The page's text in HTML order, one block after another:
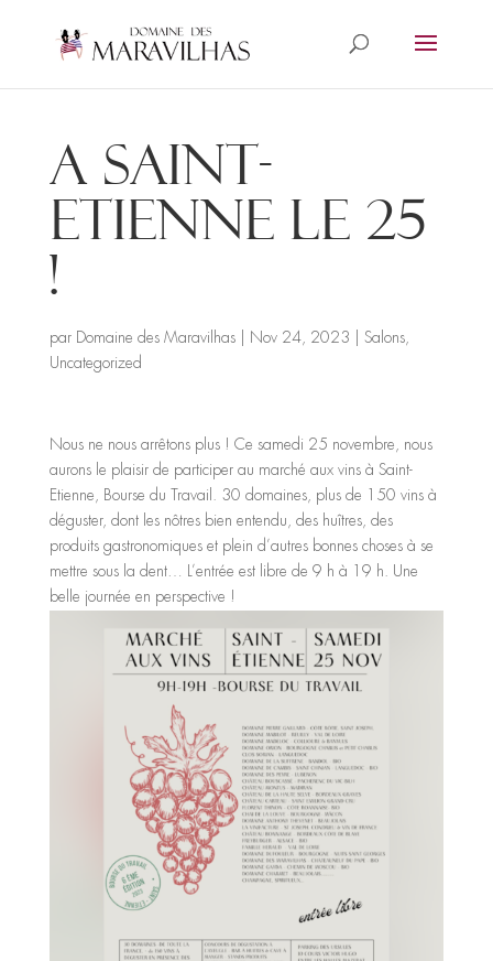
A Saint-
Etienne le 25
!
par Domaine des Maravilhas| Nov 24, 2023 Salons,
Uncategorized
Nous ne nous arrêtons plus ! Ce samedi 25 novembre, nous
aurons le plaisir de participer au marché aux vins à Saint-
Etienne, Bourse du Travail. 30 domaines, plus de 150 vins à
déguster, dont les nôtres bien entendu, des huîtres, des
produits gastronomiques et plein d’autres bonnes choses à se
mettre sous la dent… L’entrée est libre de 9 h à 19 h. Une
belle journée en perspective !